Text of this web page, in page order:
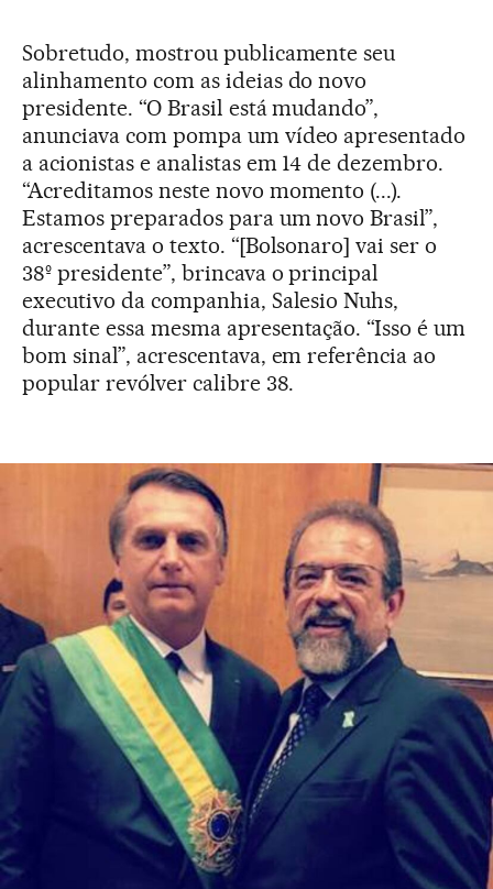
Sobretudo, mostrou publicamente seu
alinhamento com as ideias do novo
presidente. “O Brasil está mudando”,
anunciava com pompa um vídeo apresentado
a acionistas e analistas em 14 de dezembro.
“Acreditamos neste novo momento (...).
Estamos preparados para um novo Brasil”,
acrescentava o texto. “[Bolsonaro] vai ser o
38º presidente”, brincava o principal
executivo da companhia, Salesio Nuhs,
durante essa mesma apresentação. “Isso é um
bom sinal”, acrescentava, em referência ao
popular revólver calibre 38.